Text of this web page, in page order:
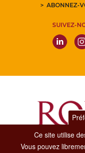
ABONNEZ-
SUIVEZ-
Dipartimento
Ce site utilise
Vous pouvez